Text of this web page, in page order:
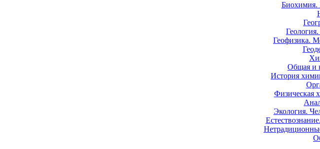
Биохимия.
Геофизика.
Общая и
История
Физическая
Экология.